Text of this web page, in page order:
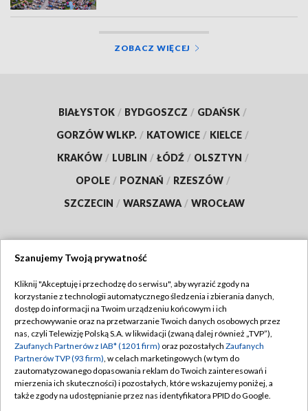
ZOBACZ WIĘCEJ
BIAŁYSTOK / BYDGOSZCZ / GDAŃSK /
GORZÓW WLKP. / KATOWICE / KIELCE /
KRAKÓW / LUBLIN / ŁÓDŹ / OLSZTYN /
OPOLE / POZNAŃ / RZESZÓW /
SZCZECIN / WARSZAWA / WROCŁAW
TVP
Abonament TVP
Emisja w TVP
Centrum informacji TVP
Naziemna Telewizja Cyfrowa
Regulamin TVP
Polityka prywatności
Moje zgody
Pomoc
Szanujemy Twoją prywatność
Kliknij "Akceptuję i przechodzę do serwisu", aby wyrazić zgody na
korzystanie z technologii automatycznego śledzenia i zbierania danych,
dostęp do informacji na Twoim urządzeniu końcowym i ich
przechowywanie oraz na przetwarzanie Twoich danych osobowych przez
nas, czyli Telewizję Polską S.A. w likwidacji (zwaną dalej również „TVP”),
Zaufanych Partnerów z IAB* (1201 firm) oraz pozostałych Zaufanych
Partnerów TVP (93 firm), w celach marketingowych (w tym do
zautomatyzowanego dopasowania reklam do Twoich zainteresowań i
mierzenia ich skuteczności) i pozostałych, które wskazujemy poniżej, a
także zgody na udostępnianie przez nas identyfikatora PPID do Google.